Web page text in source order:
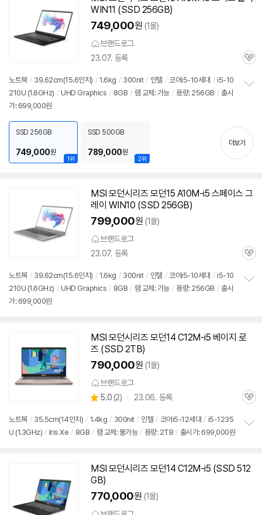
WIN11 (SSD 256GB)
749,000원 (1몰)
브랜드로그
23.07. 등록
관
노트북 / 39.62cm(15.6인치) / 1.6kg / 300nit / 인텔 / 코어i5-10세대 / i5-10
210U (1.6GHz) / UHD Graphics / 8GB / 램 교체: 가능 / 용량: 256GB / 출시
가: 699,000원
기
1위
SSD 256GB
749,000원
2위
SSD 500GB
789,000원
더보기
MSI 모던시리즈 모던15 A10M-i5 스페이스 그
레이 WIN10 (SSD 256GB)
799,000원 (1몰)
브랜드로그
23.07. 등록
관
노트북 / 39.62cm(15.6인치) / 1.6kg / 300nit / 인텔 / 코어i5-10세대 / i5-10
210U (1.6GHz) / UHD Graphics / 8GB / 램 교체: 가능 / 용량: 256GB / 출시
가: 699,000원
MSI 모던시리즈 모던14 C12M-i5 베이지 로
즈 (SSD 2TB)
790,000원 (1몰)
브랜드로그
별
점
5.0 (상
리
뷰
2) 23.06. 등록
관
노트북 / 35.5cm(14인치) / 1.4kg / 300nit / 인텔 / 코어i5-12세대 / i5-1235
U (1.3GHz) / Iris Xe / 8GB / 램 교체: 불가능 / 용량: 2TB / 출시가: 699,000원
치
MSI 모던시리즈 모던14 C12M-i5 (SSD 512
GB)
770,000원 (1몰)